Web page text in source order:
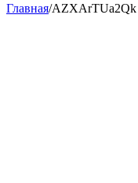
Главная/AZXArTUa2Qk